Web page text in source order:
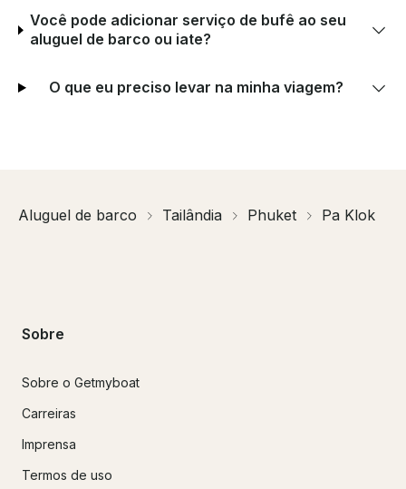
Você pode adicionar serviço de bufê ao seu
aluguel de barco ou iate?
O que eu preciso levar na minha viagem?
Aluguel de barco Tailândia Phuket Pa Klok
Sobre
Sobre o Getmyboat
Carreiras
Imprensa
Termos de uso